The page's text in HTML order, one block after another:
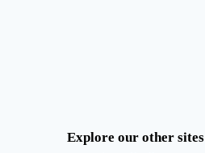
Explore our other sites